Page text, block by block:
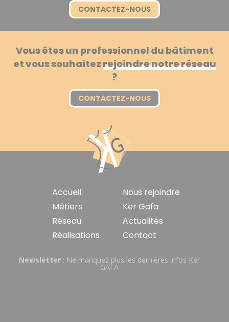
CONTACTEZ-NOUS
Vous êtes un professionnel du bâtiment
et vous souhaitezrejoindre notre réseau
?
CONTACTEZ-NOUS
principale
Accueil
Métiers
Réseau
Réalisations
Nous rejoindre
Ker Gafa
Actualités
Contact
Newsletter : Ne manquez plus les dernières infos Ker
GAFA